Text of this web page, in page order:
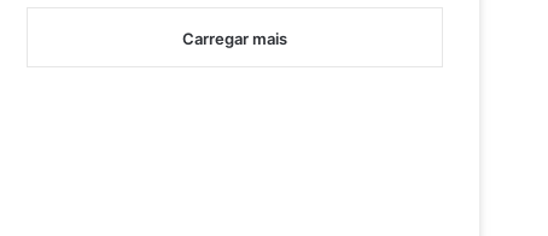
Carregar mais